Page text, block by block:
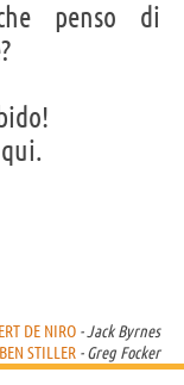
penso di
DE NIRO - Jack Byrnes
BEN STILLER - Greg Focker